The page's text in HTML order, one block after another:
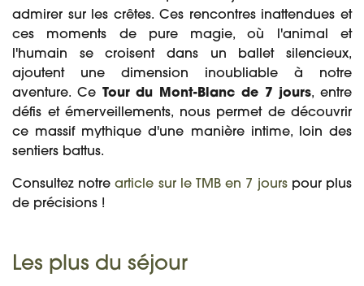
admirer sur les crêtes. Ces rencontres inattendues et
ces moments de pure magie, où l'animal et
l'humain se croisent dans un ballet silencieux,
ajoutent une dimension inoubliable à notre
aventure. Ce Tour du Mont-Blanc de 7 jours, entre
défis et émerveillements, nous permet de découvrir
ce massif mythique d'une manière intime, loin des
sentiers battus.
Consultez notrearticle sur le TMB en 7 jours pour plus
de précisions !
Les plus du séjour